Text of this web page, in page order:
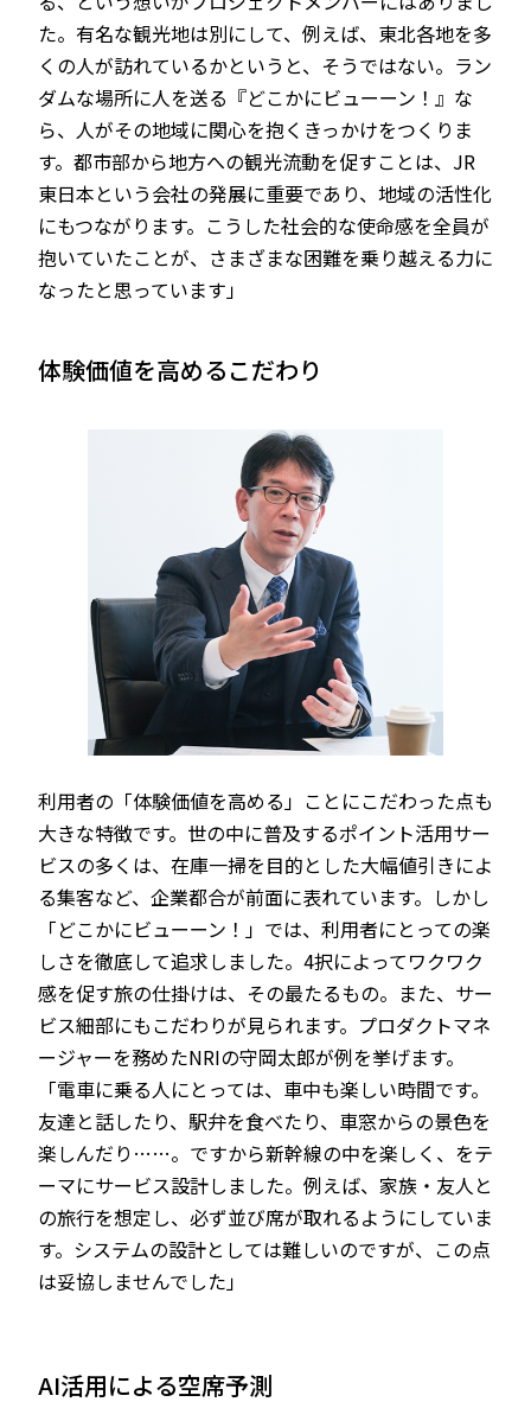
た。有名な観光地は別にして、例えば、東北各地を多
くの人が訪れているかというと、そうではない。ラン
ダムな場所に人を送る『どこかにビューーン！』な
ら、人がその地域に関心を抱くきっかけをつくりま
す。都市部から地方への観光流動を促すことは、JR
東日本という会社の発展に重要であり、地域の活性化
にもつながります。こうした社会的な使命感を全員が
抱いていたことが、さまざまな困難を乗り越える力に
なったと思っています」
体験価値を高めるこだわり
利用者の「体験価値を高める」ことにこだわった点も
大きな特徴です。世の中に普及するポイント活用サー
ビスの多くは、在庫一掃を目的とした大幅値引きによ
る集客など、企業都合が前面に表れています。しかし
「どこかにビューーン！」では、利用者にとっての楽
しさを徹底して追求しました。4択によってワクワク
感を促す旅の仕掛けは、その最たるもの。また、サー
ビス細部にもこだわりが見られます。プロダクトマネ
ージャーを務めたNRIの守岡太郎が例を挙げます。
「電車に乗る人にとっては、車中も楽しい時間です。
友達と話したり、駅弁を食べたり、車窓からの景色を
楽しんだり……。ですから新幹線の中を楽しく、をテ
ーマにサービス設計しました。例えば、家族・友人と
の旅行を想定し、必ず並び席が取れるようにしていま
す。システムの設計としては難しいのですが、この点
は妥協しませんでした」
AI活用による空席予測